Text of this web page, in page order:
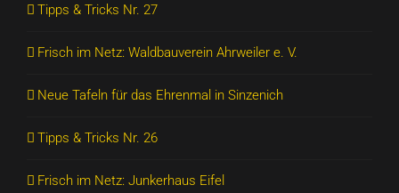
Tipps & Tricks Nr. 27
Frisch im Netz: Waldbauverein Ahrweiler e. V.
Neue Tafeln für das Ehrenmal in Sinzenich
Tipps & Tricks Nr. 26
Frisch im Netz: Junkerhaus Eifel